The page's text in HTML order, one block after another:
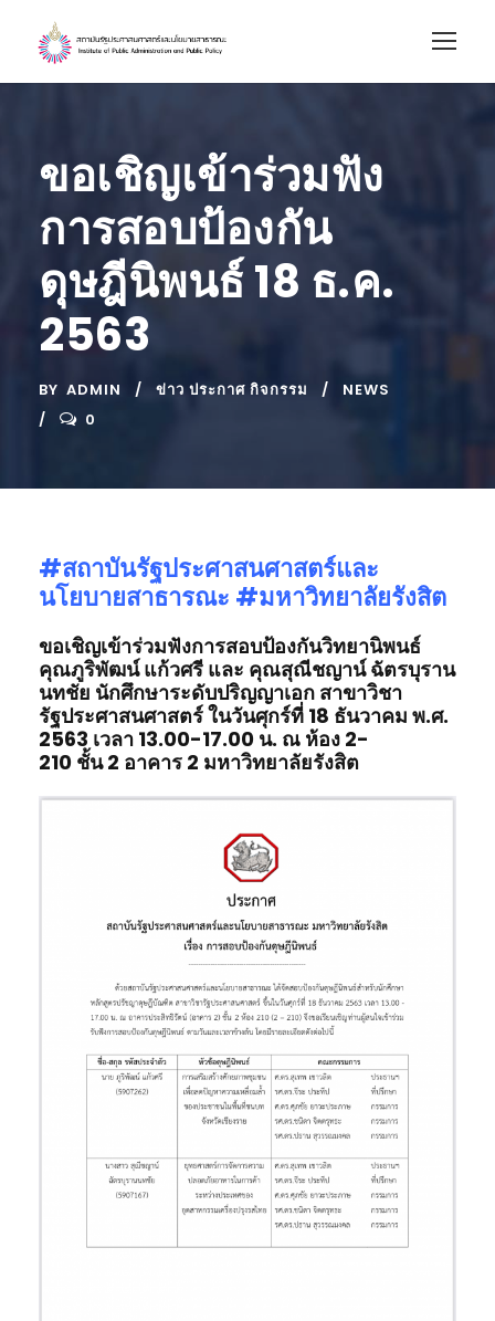
ขอเชิญเข้าร่วมฟัง
การสอบป้องกัน
ดุษฎีนิพนธ์ 18 ธ.ค.
2563
BY ADMIN ข่าว ประกาศ กิจกรรม
NEWS
0
#สถาบันรัฐประศาสนศาสตร์และ
นโยบายสาธารณะ #มหาวิทยาลัยรังสิต
ขอเชิญเข้าร่วมฟังการสอบป้องกันวิทยานิพนธ์
คุณภูริพัฒน์ แก้วศรี และ คุณสุณีชญาน์ ฉัตรบุราน
นทชัย นักศึกษาระดับปริญญาเอก สาขาวิชา
รัฐประศาสนศาสตร์ในวันศุกร์ที่ 18 ธันวาคม พ.ศ.
2563 เวลา 13.00-17.00 น. ณ ห้อง 2-
210 ชั้น2 อาคาร 2 มหาวิทยาลัยรังสิต